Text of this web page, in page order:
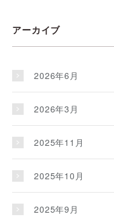
アーカイブ
2026年6月
2026年3月
2025年11月
2025年10月
2025年9月